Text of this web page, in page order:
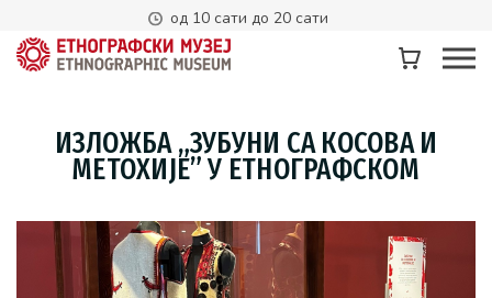
од 10 сати до 20 сати
ИЗЛОЖБА „ЗУБУНИ СА КОСОВА И
МЕТОХИЈЕ” У ЕТНОГРАФСКОМ